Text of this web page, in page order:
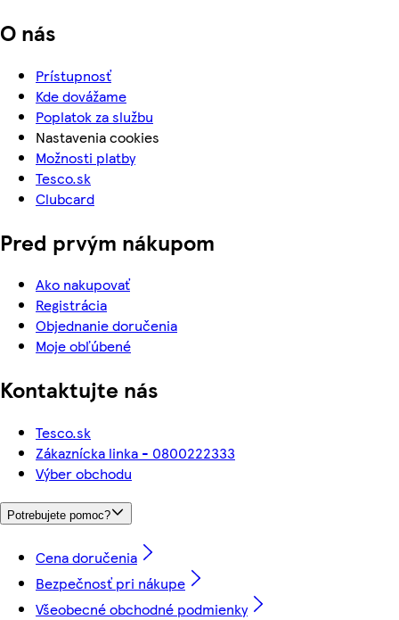
O nás
Prístupnosť
Kde dovážame
Poplatok za službu
Nastavenia cookies
Možnosti platby
Tesco.sk
Clubcard
Pred prvým nákupom
Ako nakupovať
Registrácia
Objednanie doručenia
Moje obľúbené
Kontaktujte nás
Tesco.sk
Zákaznícka linka - 0800222333
Výber obchodu
Potrebujete pomoc?
Cena doručenia
Bezpečnosť pri nákupe
Všeobecné obchodné podmienky